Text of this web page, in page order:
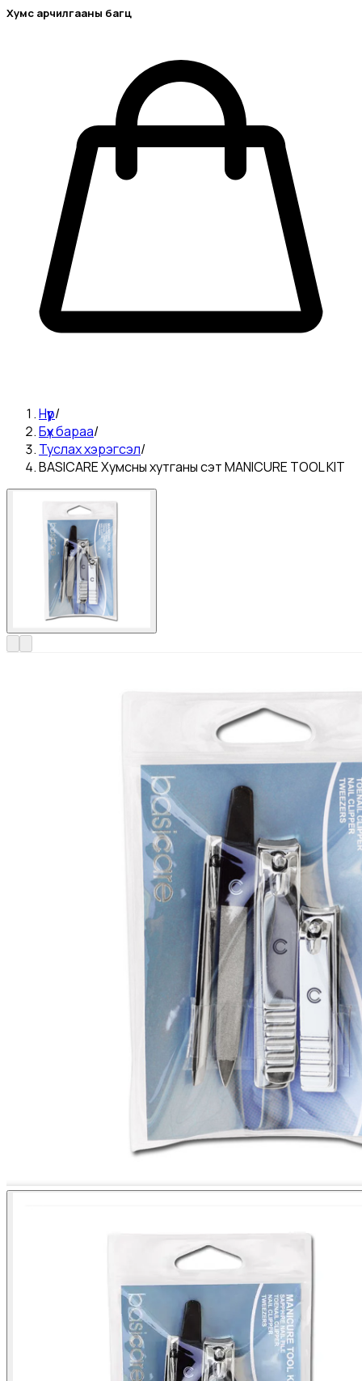
Хумс арчилгааны багц
Нүүр/
Бүх бараа/
Туслах хэрэгсэл/
BASICARE Хумсны хутганы сэт MANICURE TOOL KIT